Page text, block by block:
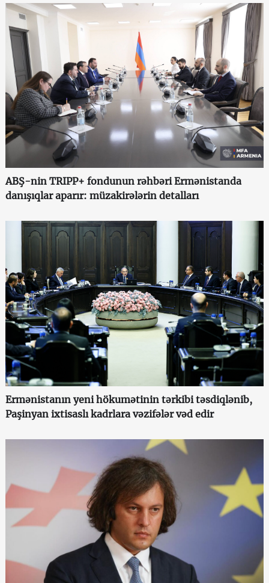
ABŞ-nin TRIPP+ fondunun rəhbəri Ermənistanda
danışıqlar aparır: müzakirələrin detalları
Ermənistanın yeni hökumətinin tərkibi təsdiqlənib,
Paşinyan ixtisaslı kadrlara vəzifələr vəd edir